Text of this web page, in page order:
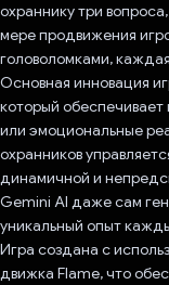
охраннику три
мере продвижения
головоломками,
Основная инновация
который обеспечивает
или эмоциональные
охранников
динамичной и
Gemini AI даже сам
уникальный опыт
Игра создана с
движка Flame, что